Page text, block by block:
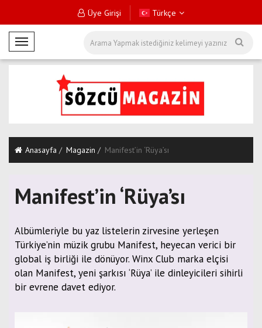
Üye Girişi Türkçe
M
o
üAnasayfa Magazin Manifest’in ‘Rüya’sı
Manifest’in ‘Rüya’sı
Albümleriyle bu yaz listelerin zirvesine yerleşen
Türkiye’nin müzik grubu Manifest, heyecan verici bir
global iş birliği ile dönüyor. Winx Club marka elçisi
olan Manifest, yeni şarkısı ‘Rüya’ ile dinleyicileri sihirli
bir evrene davet ediyor.